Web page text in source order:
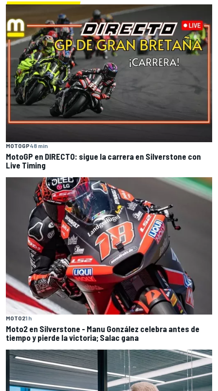
MOTOGP48 min
MotoGP en DIRECTO: sigue la carrera en Silverstone con
Live Timing
MOTO21 h
Moto2 en Silverstone - Manu González celebra antes de
tiempo y pierde la victoria; Salac gana